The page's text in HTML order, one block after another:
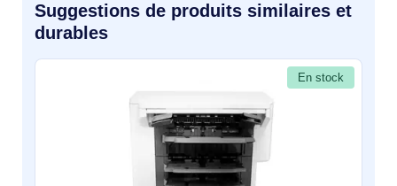
Suggestions de produits similaires et
durables
En stock